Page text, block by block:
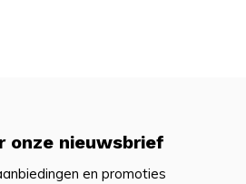
onze nieuwsbrief
en promoties